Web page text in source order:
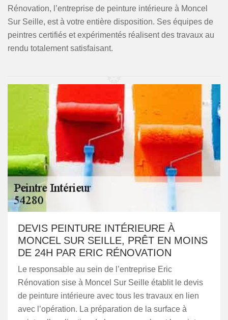
Rénovation, l’entreprise de peinture intérieure à Moncel
Sur Seille, est à votre entière disposition. Ses équipes de
peintres certifiés et expérimentés réalisent des travaux au
rendu totalement satisfaisant.
DEVIS PEINTURE INTÉRIEURE À
MONCEL SUR SEILLE, PRÊT EN MOINS
DE 24H PAR ERIC RÉNOVATION
Le responsable au sein de l’entreprise Eric
Rénovation sise à Moncel Sur Seille établit le devis
de peinture intérieure avec tous les travaux en lien
avec l’opération. La préparation de la surface à